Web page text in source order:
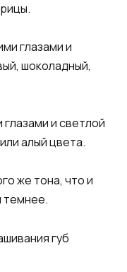
глазами и
шоколадный,
и светлой
алый цвета.
же тона, что и
темнее.
губ